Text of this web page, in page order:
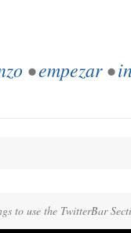
•empezar•
to use the TwitterBar